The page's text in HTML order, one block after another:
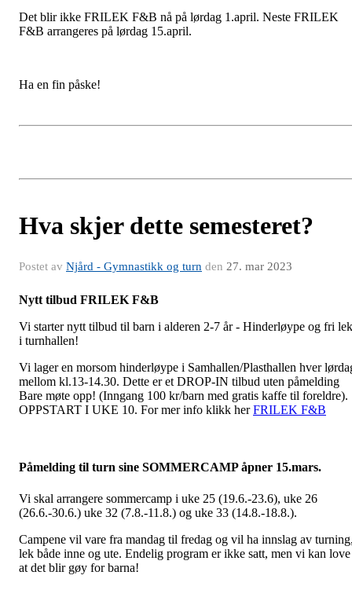
Det blir ikke FRILEK F&B nå på lørdag 1.april. Neste FRILEK
F&B arrangeres på lørdag 15.april.
Ha en fin påske!
Hva skjer dette semesteret?
Postet av Njård - Gymnastikk og turn den 27. mar 2023
Nytt tilbud FRILEK F&B
Vi starter nytt tilbud til barn i alderen 2-7 år - Hinderløype og fri lek
i turnhallen!
Vi lager en morsom hinderløype i Samhallen/Plasthallen hver
mellom kl.13-14.30. Dette er et DROP-IN tilbud uten påmelding
Bare møte opp! (Inngang 100 kr/barn med gratis kaffe til foreldre).
OPPSTART I UKE 10. For mer info klikk herFRILEK F&B
Påmelding til turn sine SOMMERCAMP åpner 15.mars.
Vi skal arrangere sommercamp i uke 25 (19.6.-23.6), uke 26
(26.6.-30.6.) uke 32 (7.8.-11.8.) og uke 33 (14.8.-18.8.).
Campene vil vare fra mandag til fredag og vil ha innslag av
lek både inne og ute. Endelig program er ikke satt, men vi kan love
at det blir gøy for barna!